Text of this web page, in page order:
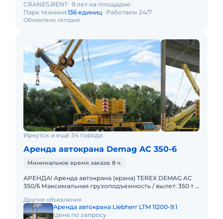
Обновлено сегодня
CRANES.RENT 9 лет на площадке
Парк техники:136 единиц Работаем 24/7
Иркутск и ещё 34 города
Аренда автокрана Demag AC 350-6
Минимальное время заказа: 8 ч.
АРЕНДА! Аренда автокрана (крана) TEREX DEMAG AC
350/6 Максимальная грузоподъемность / вылет: 350 т /
Другие объявления
Аренда автокрана Liebherr LTM 11200-9.1
Цена по запросу